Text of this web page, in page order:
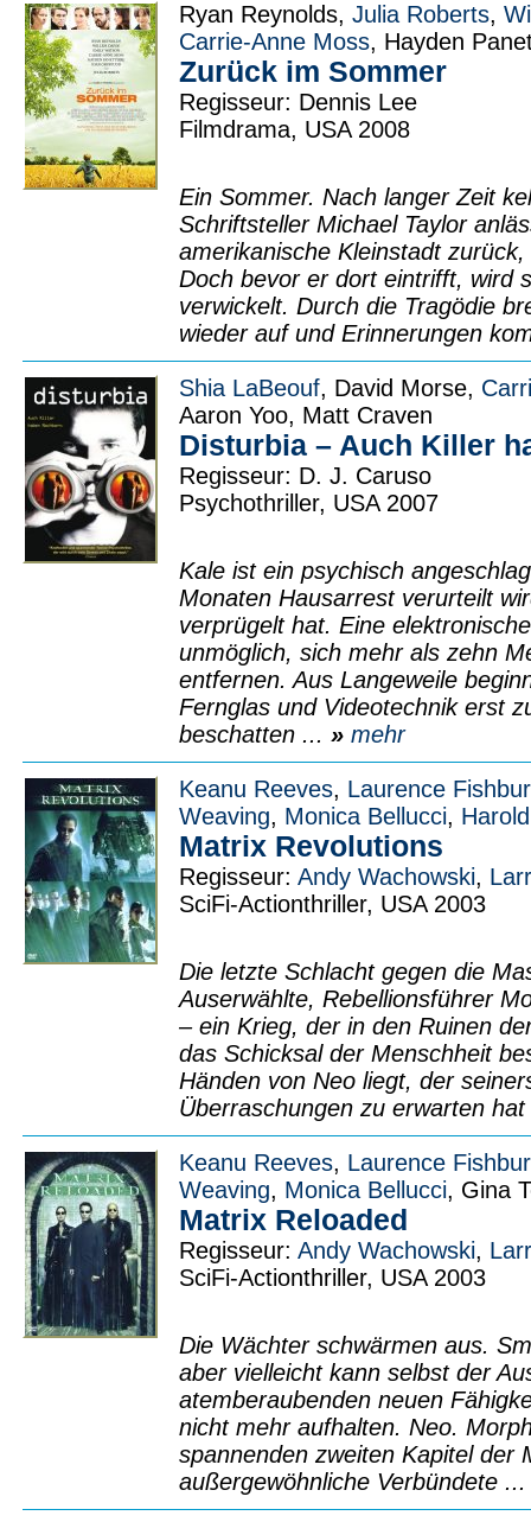
Ryan Reynolds, Julia Roberts,
Carrie-Anne Moss, Hayden
Zurück im Sommer
Regisseur: Dennis Lee
Filmdrama, USA 2008
Ein Sommer. Nach langer Zeit
Schriftsteller Michael Taylor
amerikanische Kleinstadt
Doch bevor er dort eintrifft, wird
verwickelt. Durch die Tragödie
wieder auf und Erinnerungen
Shia LaBeouf, David Morse,
Aaron Yoo, Matt Craven
Disturbia – Auch Killer
Regisseur: D. J. Caruso
Psychothriller, USA 2007
Kale ist ein psychisch
Monaten Hausarrest verurteilt
verprügelt hat. Eine
unmöglich, sich mehr als zehn
entfernen. Aus Langeweile
Fernglas und Videotechnik erst
beschatten ... » mehr
Keanu Reeves, Laurence
Weaving, Monica Bellucci,
Matrix Revolutions
Regisseur: Andy Wachowski,
SciFi-Actionthriller, USA 2003
Die letzte Schlacht gegen die
Auserwählte, Rebellionsführer
– ein Krieg, der in den Ruinen
das Schicksal der Menschheit
Händen von Neo liegt, der
Überraschungen zu erwarten
Keanu Reeves, Laurence
Weaving, Monica Bellucci, Gina
Matrix Reloaded
Regisseur: Andy Wachowski,
SciFi-Actionthriller, USA 2003
Die Wächter schwärmen aus.
aber vielleicht kann selbst der
atemberaubenden neuen
nicht mehr aufhalten. Neo.
spannenden zweiten Kapitel der
außergewöhnliche Verbündete